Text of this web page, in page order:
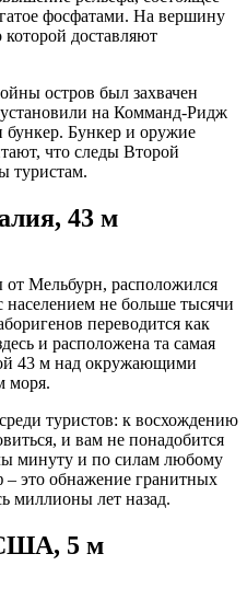
фосфатами. На вершину
которой доставляют
остров был захвачен
на Комманд-Ридж
бункер. Бункер и оружие
что следы Второй
туристам.
43 м
от Мельбурн, расположился
населением не больше тысячи
переводится как
и расположена та самая
43 м над окружающими
моря.
туристов: к восхождению
и вам не понадобится
минуту и по силам любому
это обнажение гранитных
миллионы лет назад.
5 м